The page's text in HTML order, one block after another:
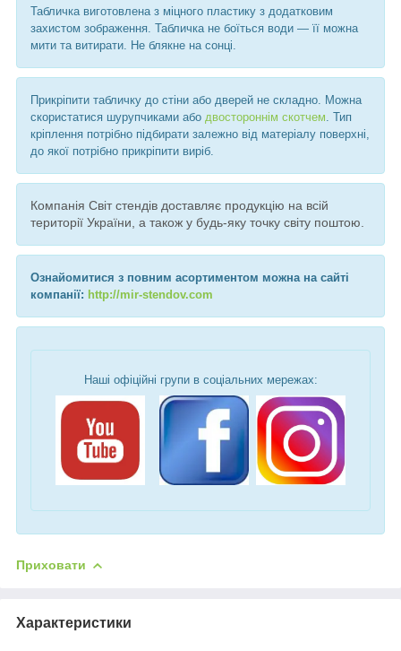
Табличка виготовлена з міцного пластику з додатковим
захистом зображення. Табличка не боїться води — її можна
мити та витирати. Не блякне на сонці.
Прикріпити табличку до стіни або дверей не складно. Можна
скористатися шурупчиками або двостороннім скотчем . Тип
кріплення потрібно підбирати залежно від матеріалу поверхні,
до якої потрібно прикріпити виріб.
Компанія Світ стендів доставляє продукцію на всій
території України, а також у будь-яку точку світу поштою.
Ознайомитися з повним асортиментом можна на сайті
компанії: http://mir-stendov.com
Наші офіційні групи в соціальних мережах:
Приховати
Характеристики